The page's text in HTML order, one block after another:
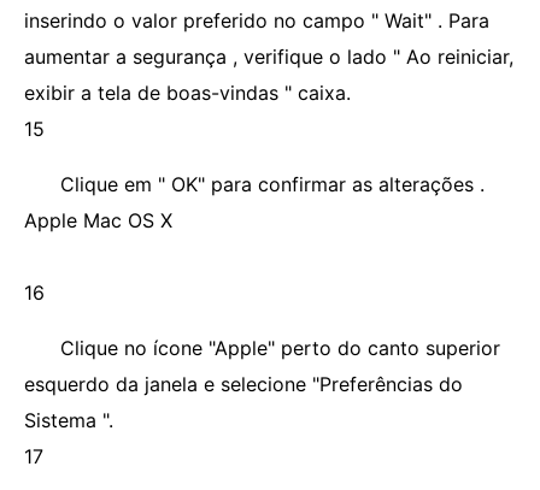
inserindo o valor preferido no campo " Wait" . Para
aumentar a segurança , verifique o lado " Ao reiniciar,
exibir a tela de boas-vindas " caixa.
15
Clique em " OK" para confirmar as alterações .
Apple Mac OS X
16
Clique no ícone "Apple" perto do canto superior
esquerdo da janela e selecione "Preferências do
Sistema ".
17